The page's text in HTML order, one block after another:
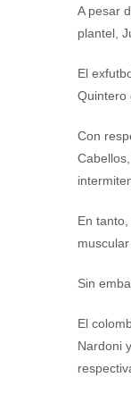
A pesar
plantel,
El
Quintero
Con
En
Sin
El
Nardoni